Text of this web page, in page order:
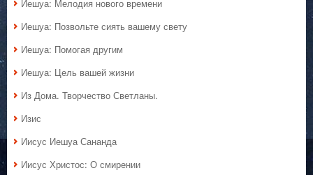
Иешуа: Мелодия нового времени
Иешуа: Позвольте сиять вашему свету
Иешуа: Помогая другим
Иешуа: Цель вашей жизни
Из Дома. Творчество Светланы.
Изис
Иисус Иешуа Сананда
Иисус Христос: О смирении